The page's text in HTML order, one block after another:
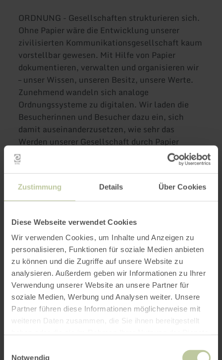
Zustimmung Details Über Cookies
Diese Webseite verwendet Cookies
Wir verwenden Cookies, um Inhalte und Anzeigen zu
personalisieren, Funktionen für soziale Medien anbieten
zu können und die Zugriffe auf unsere Website zu
analysieren. Außerdem geben wir Informationen zu Ihrer
Verwendung unserer Website an unsere Partner für
soziale Medien, Werbung und Analysen weiter. Unsere
Partner führen diese Informationen möglicherweise mit
weiteren Daten zusammen, die Sie ihnen bereitgestellt
Notwendig
ORDNUNG - Gesellschaften strukturieren sich.
Ohne Papier wäre die Entwicklung unserer
zivilisierten Kommunikationsgesellschaft kaum
vorstellbar gewesen. Mit Hilfe von Papier
dokumentieren, verwalten und organisieren wir
– unser Wissen, unseren Besitz, unsere Werte.
Zunehmend wandeln sich analoge
Ordnungssysteme zu digitalen. Wir laden die
Besucherinnen und Besucher dazu ein, sich
damit auseinanderzusetzen, wie sehr das
Werden unserer Gesellschaft durch Papier
beeinflusst wurde.
letzte Ausstellungsbereich widmet sich
verstärkt der einzigartigen Sammlung des
Sonderausstellungsfläche, die als fester
Bestandteil der Dauerausstellung
unterschiedliche Themen präsentiert.
Galerieartig werden unterschiedliche
Sammlungsschwerpunkte präsentiert.
In der architektonisch herausragenden
Papierwerkstatt findet ein großer Teil des
können jedoch auch Einzelbesucherinnen und
Besucher kreativ werden. In diesem Ansatz